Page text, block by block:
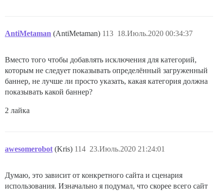
AntiMetaman (AntiMetaman) 18.Июль.2020 00:34:37
113
Вместо того чтобы добавлять исключения для категорий,
которым не следует показывать определённый загруженный
баннер, не лучше ли просто указать, какая категория должна
показывать какой баннер?
2 лайка
awesomerobot (Kris) 23.Июль.2020 21:24:01
114
Думаю, это зависит от конкретного сайта и сценария
использования. Изначально я подумал, что скорее всего сайт